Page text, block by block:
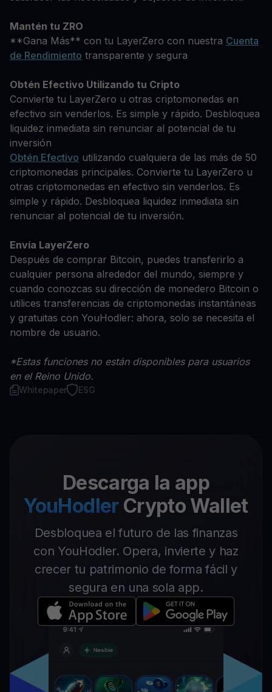
Mantén tu ZRO
**Gana Más** con tu LayerZero con nuestra Cuenta
de Rendimiento transparente y segura
Obtén Efectivo Utilizando tu Cripto
Convierte tu LayerZero u otras criptomonedas en
efectivo sin venderlos. Es simple y rápido. Desbloquea
liquidez inmediata sin renunciar al potencial de tu
inversión
Obtén Efectivo utilizando cualquiera de las más de 50
criptomonedas principales. Convierte tu LayerZero u
otras criptomonedas en efectivo sin venderlos. Es
simple y rápido. Desbloquea liquidez inmediata sin
renunciar al potencial de tu inversión.
Envía LayerZero
Después de comprar Bitcoin, puedes transferirlo a
cualquier persona alrededor del mundo, siempre y
cuando conozcas su dirección de monedero Bitcoin o
utilices transferencias de criptomonedas instantáneas
y gratuitas con YouHodler: ahora, solo se necesita el
nombre de usuario.
*Estas funciones no están disponibles para usuarios
en el Reino Unido.
Whitepaper ESG
Descarga la app
YouHodler Crypto Wallet
Desbloquea el futuro de las finanzas
con YouHodler. Opera, invierte y haz
crecer tu patrimonio de forma fácil y
segura en una sola app.